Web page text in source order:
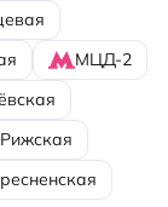
МЦД-2